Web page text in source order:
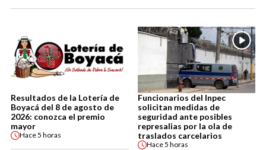
Resultados de la Lotería de
Boyacá del 8 de agosto de
2026: conozca el premio
mayor
Hace5 horas
Funcionarios del Inpec
solicitan medidas de
seguridad ante posibles
represalias por la ola de
traslados carcelarios
Hace5 horas